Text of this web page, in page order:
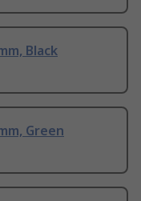
Black
Green